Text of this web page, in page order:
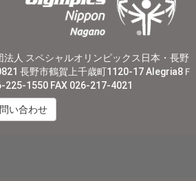
法人 スペシャルオリンピックス日本・長野
長野市鶴賀上千歳町1120-17 Alegria8Ｆ
225-1550 FAX 026-217-4021
い合わせ